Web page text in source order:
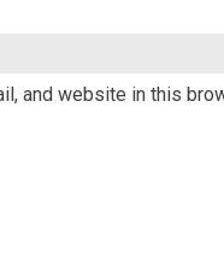
and website in this